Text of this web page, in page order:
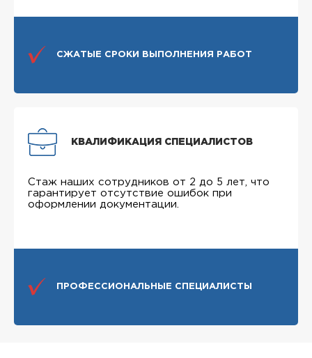
СЖАТЫЕ СРОКИ ВЫПОЛНЕНИЯ РАБОТ
КВАЛИФИКАЦИЯ СПЕЦИАЛИСТОВ
Стаж наших сотрудников от 2 до 5 лет, что
гарантирует отсутствие ошибок при
оформлении документации.
ПРОФЕССИОНАЛЬНЫЕ СПЕЦИАЛИСТЫ